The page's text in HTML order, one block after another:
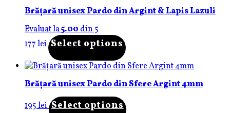
Brățară unisex Pardo din Argint & Lapis Lazuli
Evaluat la5.00din 5
177lei Select options
Brățară unisex Pardo din Sfere Argint 4mm
195lei Select options